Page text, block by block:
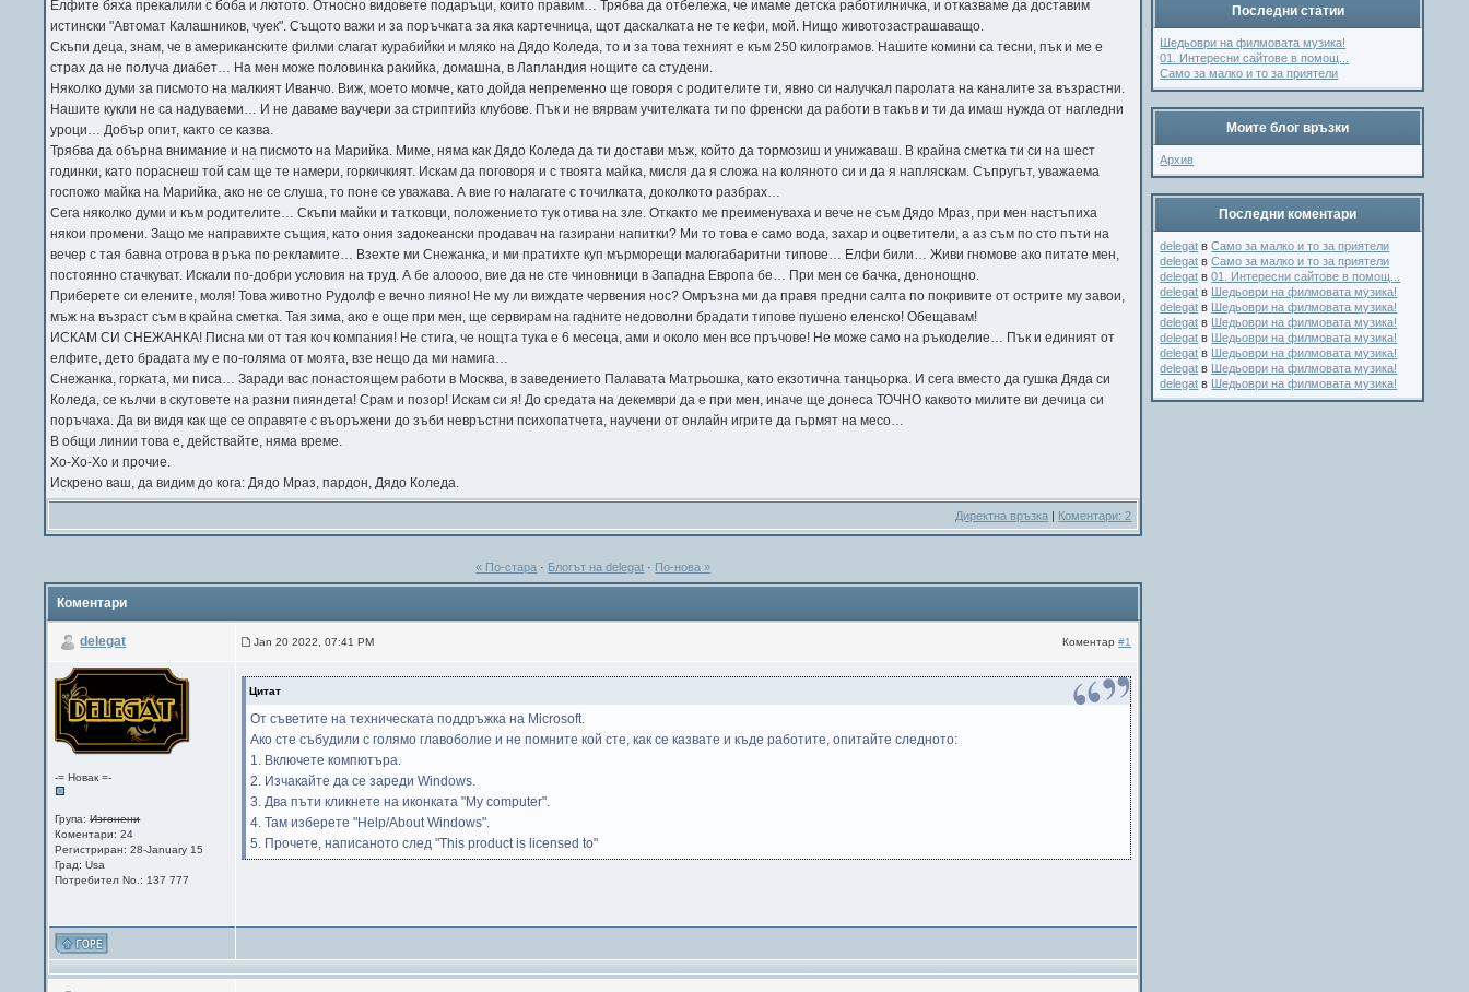
Елфите бяха прекалили с боба и лютото. Относно видовете подаръци, които правим… Трябва да отбележа, че имаме детска работилничка, и отказваме да доставим
истински "Автомат Калашников, чуек". Същото важи и за поръчката за яка картечница, щот даскалката не те кефи, мой. Нищо животозастрашаващо.
Скъпи деца, знам, че в американските филми слагат курабийки и мляко на Дядо Коледа, то и за това техният е към 250 килограмов. Нашите комини са тесни, пък и ме е
страх да не получа диабет… На мен може половинка ракийка, домашна, в Лапландия нощите са студени.
Няколко думи за писмото на малкият Иванчо. Виж, моето момче, като дойда непременно ще говоря с родителите ти, явно си налучкал паролата на каналите за възрастни.
Нашите кукли не са надуваеми… И не даваме ваучери за стриптийз клубове. Пък и не вярвам учителката ти по френски да работи в такъв и ти да имаш нужда от нагледни
уроци… Добър опит, както се казва.
Трябва да обърна внимание и на писмото на Марийка. Миме, няма как Дядо Коледа да ти достави мъж, който да тормозиш и унижаваш. В крайна сметка ти си на шест
годинки, като пораснеш той сам ще те намери, горкичкият. Искам да поговоря и с твоята майка, мисля да я сложа на коляното си и да я напляскам. Съпругът, уважаема
госпожо майка на Марийка, ако не се слуша, то поне се уважава. А вие го налагате с точилката, доколкото разбрах…
Сега няколко думи и към родителите… Скъпи майки и татковци, положението тук отива на зле. Откакто ме преименуваха и вече не съм Дядо Мраз, при мен настъпиха
някои промени. Защо ме направихте същия, като ония задокеански продавач на газирани напитки? Ми то това е само вода, захар и оцветители, а аз съм по сто пъти на
вечер с тая бавна отрова в ръка по рекламите… Взехте ми Снежанка, и ми пратихте куп мърморещи малогабаритни типове… Елфи били… Живи гномове ако питате мен,
постоянно стачкуват. Искали по-добри условия на труд. А бе алоооо, вие да не сте чиновници в Западна Европа бе… При мен се бачка, денонощно.
Приберете си елените, моля! Това животно Рудолф е вечно пияно! Не му ли виждате червения нос? Омръзна ми да правя предни салта по покривите от острите му завои,
мъж на възраст съм в крайна сметка. Тая зима, ако е още при мен, ще сервирам на гадните недоволни брадати типове пушено еленско! Обещавам!
ИСКАМ СИ СНЕЖАНКА! Писна ми от тая коч компания! Не стига, че нощта тука е 6 месеца, ами и около мен все пръчове! Не може само на ръкоделие… Пък и единият от
елфите, дето брадата му е по-голяма от моята, взе нещо да ми намига…
Снежанка, горката, ми писа… Заради вас понастоящем работи в Москва, в заведението Палавата Матрьошка, като екзотична танцьорка. И сега вместо да гушка Дяда си
Коледа, се кълчи в скутовете на разни пияндета! Срам и позор! Искам си я! До средата на декември да е при мен, иначе ще донеса ТОЧНО каквото милите ви дечица си
поръчаха. Да ви видя как ще се оправяте с въоръжени до зъби невръстни психопатчета, научени от онлайн игрите да гърмят на месо…
В общи линии това е, действайте, няма време.
Хо-Хо-Хо и прочие.
Искрено ваш, да видим до кога: Дядо Мраз, пардон, Дядо Коледа.
Директна връзка Коментари: 2
« По-стара · Блогът на delegat · По-нова »
Коментари
delegat Jan 20 2022, 07:41 PM Коментар#1
-= Новак =-
Група:Изгонени
Коментари: 24
Регистриран: 28-January 15
Град: Usa
Потребител No.: 137 777
Цитат
От съветите на техническата поддръжка на Microsoft.
Ако сте събудили с голямо главоболие и не помните кой сте, как се казвате и къде работите, опитайте следното:
1. Включете компютъра.
2. Изчакайте да се зареди Windows.
3. Два пъти кликнете на иконката "My computer".
4. Там изберете "Help/About Windows".
5. Прочете, написаното след "This product is licensed to"
Последни статии
Шедьоври на филмовата музика!
01. Интересни сайтове в помощ...
Само за малко и то за приятели
Моите блог връзки
Архив
Последни коментари
delegat вСамо за малко и то за приятели
delegat вСамо за малко и то за приятели
delegat в01. Интересни сайтове в помощ...
delegat в Шедьоври на филмовата музика!
delegat в Шедьоври на филмовата музика!
delegat в Шедьоври на филмовата музика!
delegat в Шедьоври на филмовата музика!
delegat в Шедьоври на филмовата музика!
delegat в Шедьоври на филмовата музика!
delegat в Шедьоври на филмовата музика!